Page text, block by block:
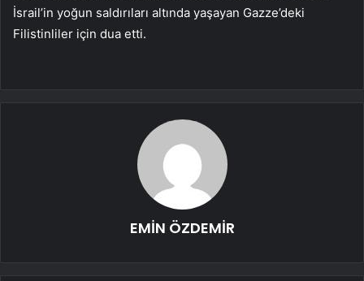
İsrail’in yoğun saldırıları altında yaşayan Gazze’deki
Filistinliler için dua etti.
EMİN ÖZDEMİR